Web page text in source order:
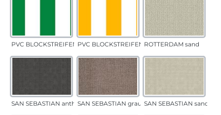
PVC BLOCKSTREIFEN grünPVC BLOCKSTREIFEN gelbROTTERDAM sand
SAN SEBASTIAN anthrazitSAN SEBASTIAN grau-sandSAN SEBASTIAN sand